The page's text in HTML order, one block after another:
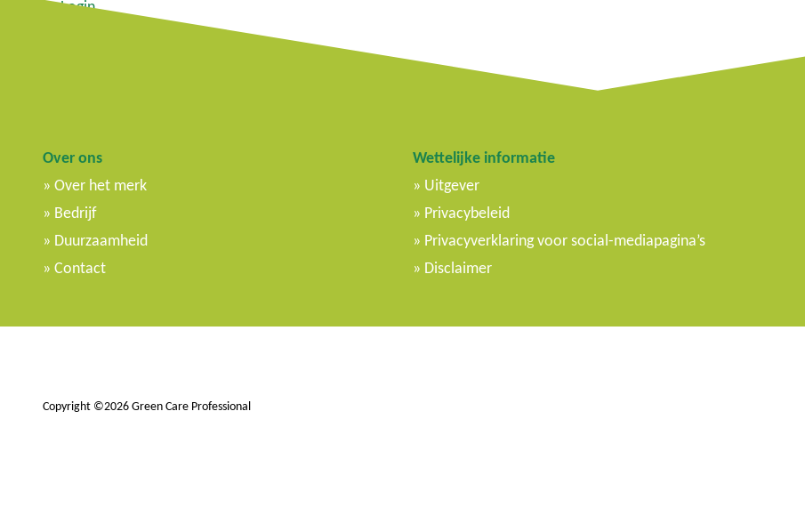
Login
Over ons
Over het merk
Bedrijf
Duurzaamheid
Contact
Wettelijke informatie
Uitgever
Privacybeleid
Privacyverklaring voor social-mediapagina’s
Disclaimer
Copyright ©2026 Green Care Professional